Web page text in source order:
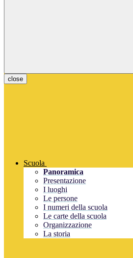
close
Scuola
Panoramica
Presentazione
I luoghi
Le persone
I numeri della scuola
Le carte della scuola
Organizzazione
La storia